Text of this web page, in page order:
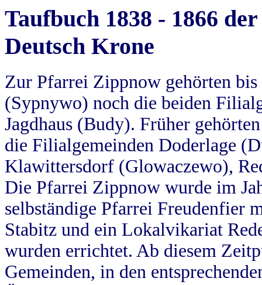
Taufbuch 1838 - 1866
Deutsch Krone
Zur Pfarrei Zippnow gehörten
(Sypnywo) noch die beiden
Jagdhaus (Budy). Früher
die Filialgemeinden Doderlage
Klawittersdorf (Glowaczewo),
Die Pfarrei Zippnow wurde im
selbständige Pfarrei Freudenfier
Stabitz und ein Lokalvikariat
wurden errichtet. Ab diesem
Gemeinden, in den